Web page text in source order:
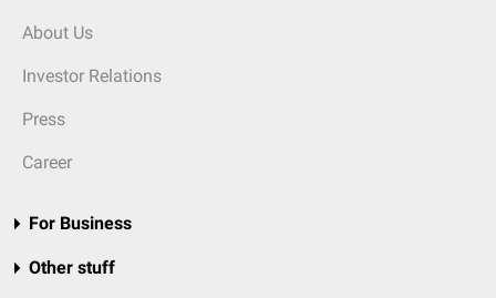
About Us
Investor Relations
Press
Career
For Business
Other stuff